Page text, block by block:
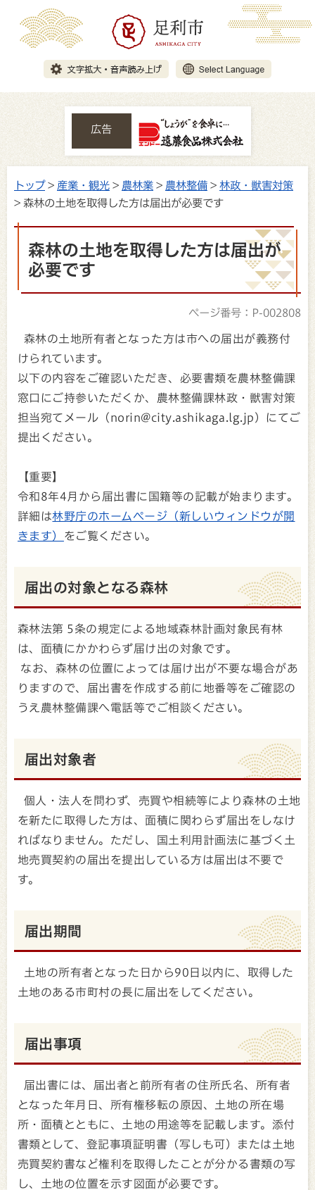
広告
トップ> 産業・観光 > 農林業 > 農林整備 > 林政・獣害対策
> 森林の土地を取得した方は届出が必要です
森林の土地を取得した方は届出が
必要です
ページ番号：P-002808
森林の土地所有者となった方は市への届出が義務付
けられています。
以下の内容をご確認いただき、必要書類を農林整備課
窓口にご持参いただくか、農林整備課林政・獣害対策
担当宛てメール（norin@city.ashikaga.lg.jp）にてご
提出ください。
【重要】
令和8年4月から届出書に国籍等の記載が始まります。
詳細は林野庁のホームページ（新しいウィンドウが開
きます） をご覧ください。
届出の対象となる森林
森林法第 5条の規定による地域森林計画対象民有林
は、面積にかかわらず届け出の対象です。
なお、森林の位置によっては届け出が不要な場合があ
りますので、届出書を作成する前に地番等をご確認の
うえ農林整備課へ電話等でご相談ください。
届出対象者
個人・法人を問わず、売買や相続等により森林の土地
を新たに取得した方は、面積に関わらず届出をしなけ
ればなりません。ただし、国土利用計画法に基づく土
地売買契約の届出を提出している方は届出は不要で
す。
届出期間
土地の所有者となった日から90日以内に、取得した
土地のある市町村の長に届出をしてください。
届出事項
届出書には、届出者と前所有者の住所氏名、所有者
となった年月日、所有権移転の原因、土地の所在場
所・面積とともに、土地の用途等を記載します。添付
書類として、登記事項証明書（写しも可）または土地
売買契約書など権利を取得したことが分かる書類の写
し、土地の位置を示す図面が必要です。